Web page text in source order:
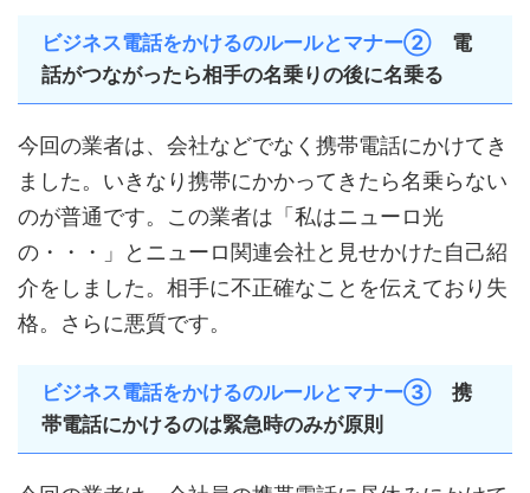
ビジネス電話をかけるのルールとマナー② 電
話がつながったら相手の名乗りの後に名乗る
今回の業者は、会社などでなく携帯電話にかけてき
ました。いきなり携帯にかかってきたら名乗らない
のが普通です。この業者は「私はニューロ光
の・・・」とニューロ関連会社と見せかけた自己紹
介をしました。相手に不正確なことを伝えており失
格。さらに悪質です。
ビジネス電話をかけるのルールとマナー③ 携
帯電話にかけるのは緊急時のみが原則